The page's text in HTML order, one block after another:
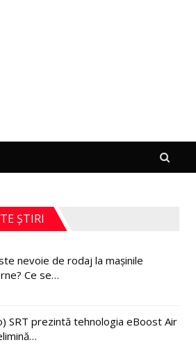
ȘTIRI
nevoie de rodaj la mașinile
Ce se…
SRT prezintă tehnologia eBoost Air